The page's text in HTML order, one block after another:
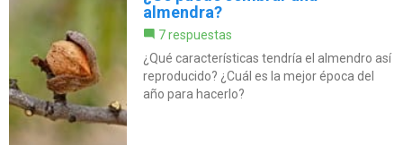
almendra?
7 respuestas
¿Qué características tendría el almendro así
reproducido? ¿Cuál es la mejor época del
año para hacerlo?